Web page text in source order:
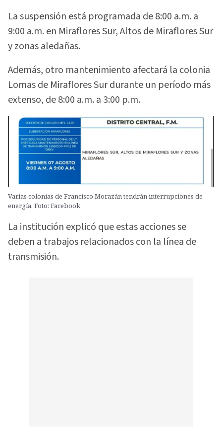
La suspensión está programada de 8:00 a.m. a
9:00 a.m. en Miraflores Sur, Altos de Miraflores Sur
y zonas aledañas.
Además, otro mantenimiento afectará la colonia
Lomas de Miraflores Sur durante un período más
extenso, de 8:00 a.m. a 3:00 p.m.
Varias colonias de Francisco Morazán tendrán interrupciones de
energía. Foto: Facebook
La institución explicó que estas acciones se
deben a trabajos relacionados con la línea de
transmisión.